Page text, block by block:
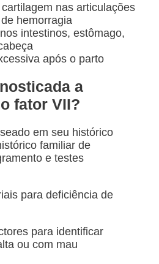
nas articulações
hemorragia
intestinos, estômago,
após o parto
a
fator VII?
em seu histórico
familiar de
e testes
para deficiência de
para identificar
ou com mau